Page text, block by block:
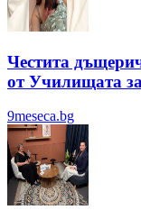
Честита
от Училищата
9meseca.bg